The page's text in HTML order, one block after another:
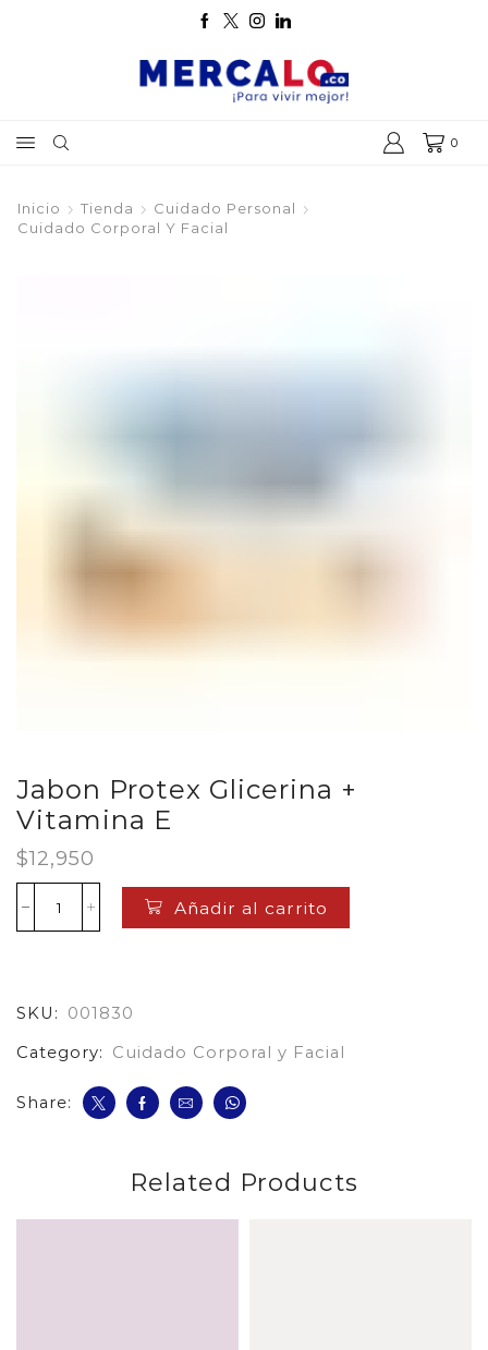
0
Inicio Tienda
Cuidado Personal
Cuidado Corporal Y Facial
Jabon Protex Glicerina +
Vitamina E
$12,950
Jabon
Protex
Añadir al carrito
SKU:
001830
Category:
Cuidado Corporal y Facial
Share:
Related Products